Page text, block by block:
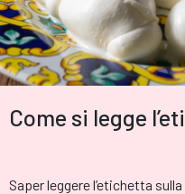
Come si legge
Saper leggere l’etichetta